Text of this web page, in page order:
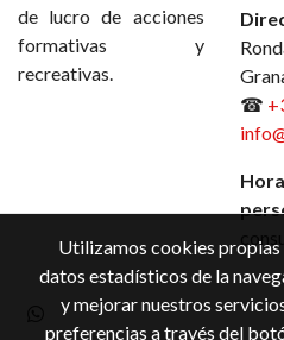
de lucro de acciones
formativas y
recreativas.
☎
Utilizamos cookies
datos estadísticos de la
y mejorar nuestros
preferencias a través del